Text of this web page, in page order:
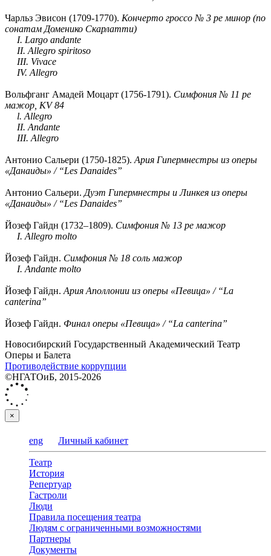
Чарльз Эвисон (1709-1770). Кончерто гроссо № 3 ре минор (по
сонатам Доменико Скарлатти)
I. Largo andante
II. Allegro spiritoso
III. Vivace
IV. Allegro
Вольфганг Амадей Моцарт (1756-1791). Симфония № 11 ре
мажор, KV 84
l. Allegro
II. Andante
III. Allegro
Антонио Сальери (1750-1825). Ария Гипермнестры из оперы
«Данаиды» / “Les Danaides”
Антонио Сальери. Дуэт Гипермнестры и Линкея из оперы
«Данаиды» / “Les Danaides”
Йозеф Гайдн (1732–1809). Симфония № 13 ре мажор
I. Allegro molto
Йозеф Гайдн. Симфония № 18 соль мажор
I. Andante molto
Йозеф Гайдн. Ария Аполлонии из оперы «Певица» / “La
canterina”
Йозеф Гайдн. Финал оперы «Певица» / “La canterina”
Новосибирский Государственный Академический Театр
Оперы и Балета
Противодействие коррупции
©НГАТОиБ, 2015-2026
×
eng Личный кабинет
Театр
История
Репертуар
Гастроли
Люди
Правила посещения театра
Людям с ограниченными возможностями
Партнеры
Документы